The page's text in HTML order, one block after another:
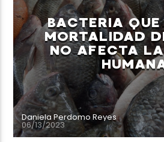
Neiva Estereo
BACTERIA
MORTALIDAD
NO AFECTA
Daniela Perdomo Reyes
06/13/2023